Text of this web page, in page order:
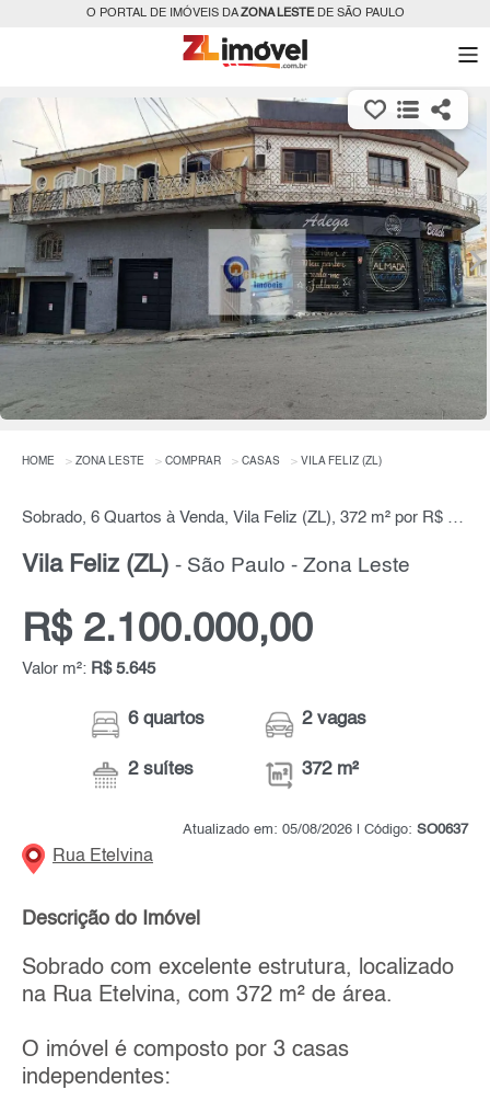
O PORTAL DE IMÓVEIS DAZONA LESTEDE SÃO PAULO
HOME ZONA LESTE COMPRAR CASAS VILA FELIZ (ZL)
Sobrado, 6 Quartos à Venda, Vila Feliz (ZL), 372 m² por R$ 2.100.000,00
Vila Feliz (ZL) - São Paulo - Zona Leste
R$ 2.100.000,00
Valor m²: R$ 5.645
6 quartos
2 suítes
2 vagas
372 m²
Atualizado em: 05/08/2026 | Código: SO0637
Rua Etelvina
Descrição do Imóvel
Sobrado com excelente estrutura, localizado
na Rua Etelvina, com 372 m² de área.
O imóvel é composto por 3 casas
independentes: